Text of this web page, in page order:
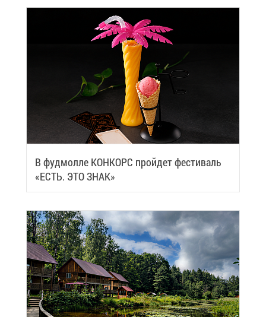
В фуд­мол­ле КОН­КОРС прой­дет фе­сти­валь
«ЕСТЬ. ЭТО ЗНАК»